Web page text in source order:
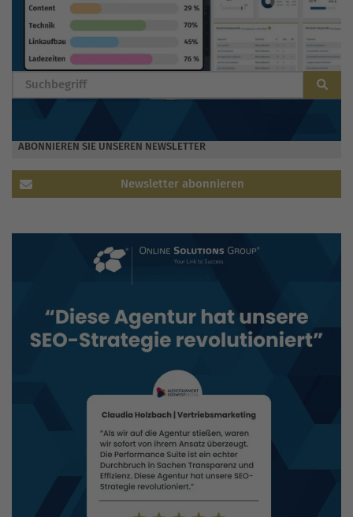
BLOG DURCHSUCHEN
ABONNIEREN SIE UNSEREN NEWSLETTER
Newsletter abonnieren